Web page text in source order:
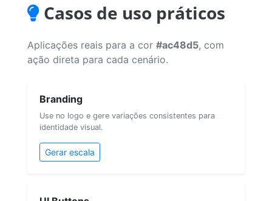
Casos de uso práticos
Aplicações reais para a cor #ac48d5, com
ação direta para cada cenário.
Branding
Use no logo e gere variações consistentes para
identidade visual.
Gerar escala